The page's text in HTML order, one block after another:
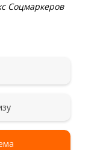
Соцмаркеров